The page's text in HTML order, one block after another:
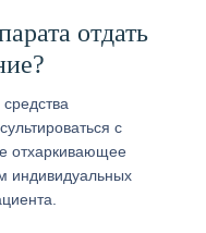
отдать
с
отхаркивающее
индивидуальных